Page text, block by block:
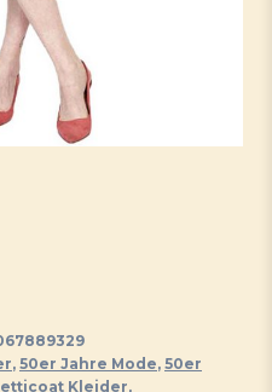
, 50er Jahre Mode, 50er
Kleider,